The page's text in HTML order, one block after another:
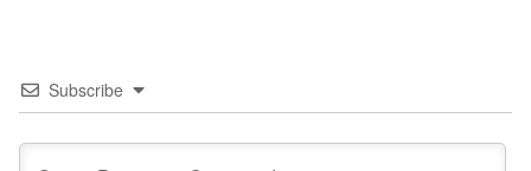
Subscribe